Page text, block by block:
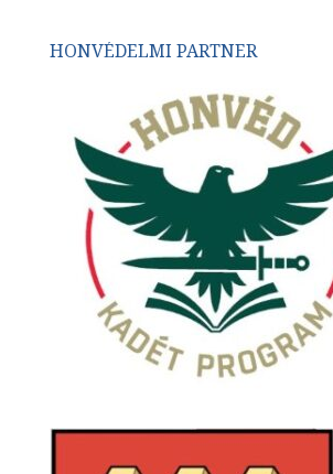
HONVÉDELMI PARTNER